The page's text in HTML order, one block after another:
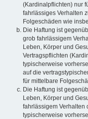
(Kardinalpflichten) nur
fahrlässiges Verhalten
Folgeschäden wie
Die Haftung ist
grob fahrlässigem
Leben, Körper und
Vertragspflichten
typischerweise
auf die
für mittelbare
Die Haftung ist
Leben, Körper und
fahrlässigem Verhalten
typischerweise